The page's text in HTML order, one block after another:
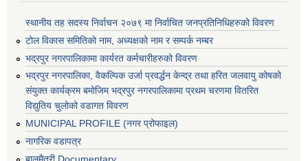
स्थानीय तह सदस्य निर्वाचन २०७९ मा निर्वाचित जनप्रतिनिधिहरुको विवरण
टोल विकास समितिको नाम, अध्यक्षको नाम र सम्पर्क नम्बर
भद्रपुर नगरपालिकामा कार्यरत कर्मचारीहरुको विवरण
भद्रपुर नगरपालिका, वैकल्पिक उर्जा प्रवर्द्धन केन्द्र तथा हरित जलवायु कोषको
संयुक्त कार्यक्रम बमोजिम भद्रपुर नगरपालिकामा प्रथम चरणमा वितरित
विद्युतिय चुलोको वडागत विवरण
MUNICIPAL PROFILE (नगर प्रोफाइल)
नागरिक वडापत्र